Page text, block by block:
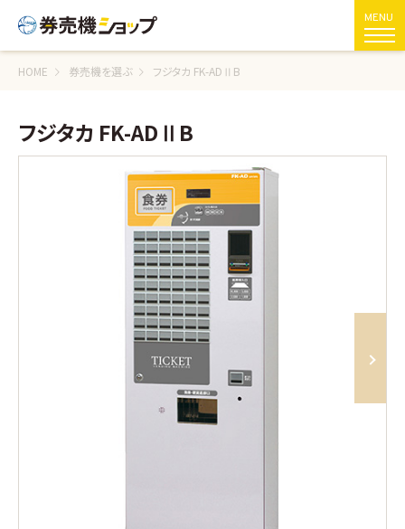
MENU
HOME 券売機を選ぶ フジタカ FK-ADⅡB
フジタカ FK-ADⅡB